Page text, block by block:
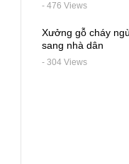
- 476 Views
Xưởng gỗ cháy
sang nhà dân
- 304 Views